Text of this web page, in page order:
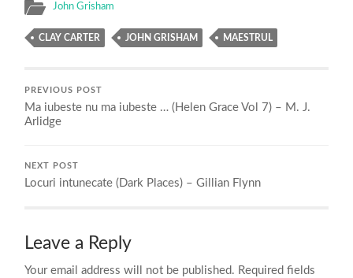
John Grisham
CLAY CARTER JOHN GRISHAM MAESTRUL
PREVIOUS POST
Ma iubeste nu ma iubeste … (Helen Grace Vol 7) – M. J.
Arlidge
NEXT POST
Locuri intunecate (Dark Places) – Gillian Flynn
Leave a Reply
Your email address will not be published. Required fields